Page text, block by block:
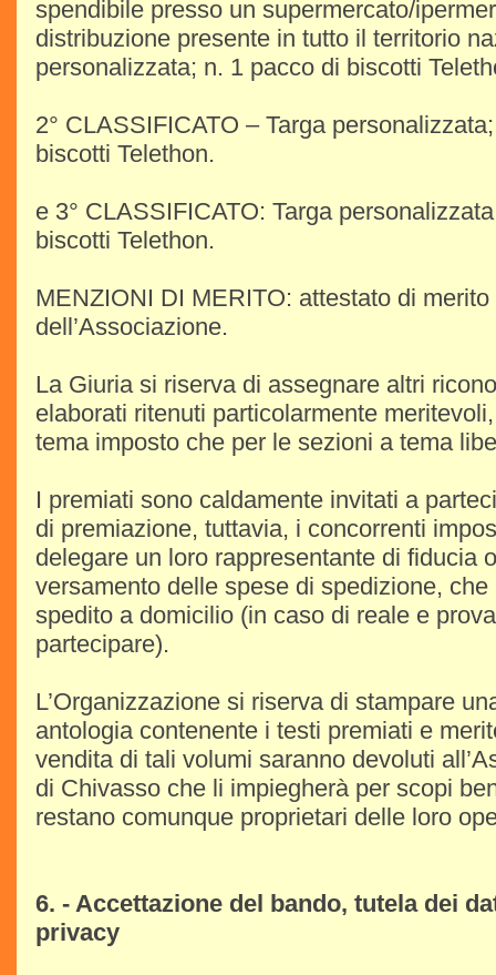
spendibile presso un supermercato/
distribuzione presente in tutto il territorio
personalizzata; n. 1 pacco di biscotti
2° CLASSIFICATO – Targa
biscotti Telethon.
e 3° CLASSIFICATO: Targa
biscotti Telethon.
MENZIONI DI MERITO: attestato di
dell’Associazione.
La Giuria si riserva di assegnare altri
elaborati ritenuti particolarmente
tema imposto che per le sezioni a tema
I premiati sono caldamente invitati a
di premiazione, tuttavia, i concorrenti
delegare un loro rappresentante di fiducia
versamento delle spese di spedizione,
spedito a domicilio (in caso di reale e
partecipare).
L’Organizzazione si riserva di stampare
antologia contenente i testi premiati e
vendita di tali volumi saranno devoluti
di Chivasso che li impiegherà per scopi
restano comunque proprietari delle loro
6. - Accettazione del bando, tutela dei
privacy